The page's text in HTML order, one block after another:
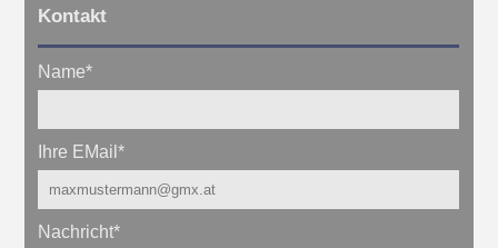
Kontakt
Name*
Ihre EMail*
Nachricht*